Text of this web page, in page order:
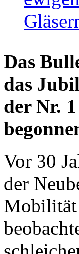
Das
das
der Nr.
Vor 30
der
Mobilität